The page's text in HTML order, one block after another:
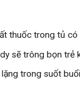
thuốc trong tủ có
sẽ trông bọn trẻ
trong suốt